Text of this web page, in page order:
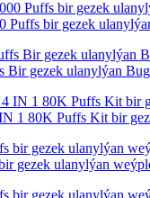
Puffs bir gezek
gezek ulanylýan
1 80K Puffs Kit bir
gezek ulanylýan